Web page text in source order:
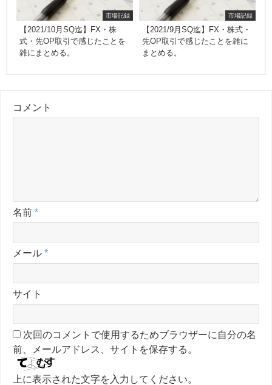
市場記録
【2021/10月SQ迄】FX・株
式・先OP取引で感じたことを
雑にまとめる。
市場記録
【2021/9月SQ迄】FX・株式・
先OP取引で感じたことを雑に
まとめる。
コメント
名前 *
メール *
サイト
次回のコメントで使用するためブラウザーに自分の名
前、メールアドレス、サイトを保存する。
上に表示された文字を入力してください。